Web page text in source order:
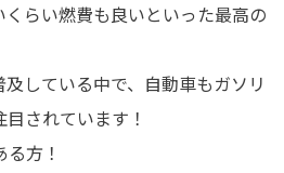
らい燃費も良いといった最高の
している中で、自動車もガソリ
されています！
方！